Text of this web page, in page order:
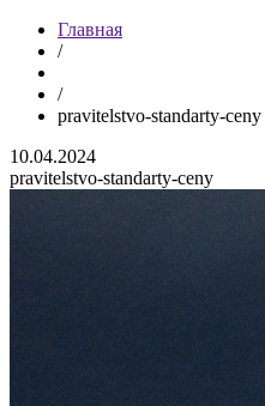
Главная
/
/
pravitelstvo-standarty-ceny
10.04.2024
pravitelstvo-standarty-ceny